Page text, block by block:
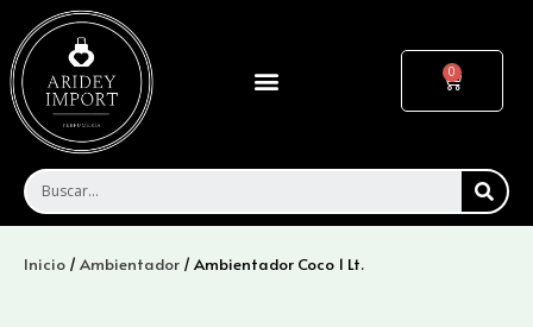
contenido
Menu Cart
Inicio / Ambientador / Ambientador Coco 1 Lt.